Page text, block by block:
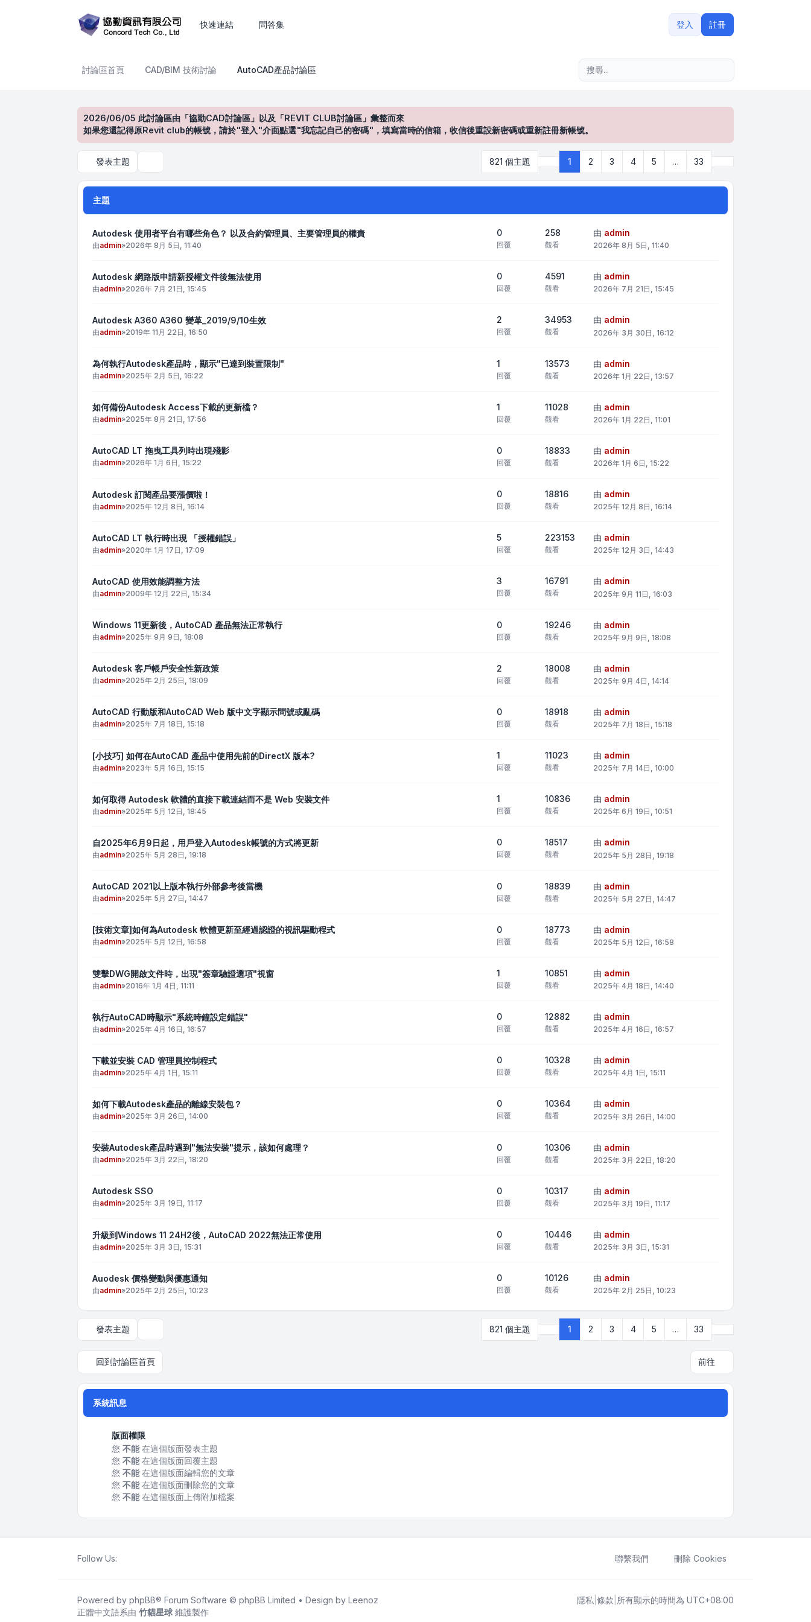
快速連結 問答集 登入 註冊
討論區首頁 CAD/BIM 技術討論 AutoCAD產品討論區
2026/06/05 此討論區由「協勤CAD討論區」以及「REVIT CLUB討論區」彙整而來
如果您還記得原Revit club的帳號，請於"登入"介面點選"我忘記自己的密碼"，填寫當時的信箱，收信後重設新密碼或重新註冊新帳號。
發表主題 821 個主題 第1 頁 (共 33 頁)
1 2 3 4 5 … 33
主題
Autodesk 使用者平台有哪些角色？ 以及合約管理員、主要管理員的權責
由admin»2026年 8月 5日, 11:40
0
回覆
258
觀看
由 admin
2026年 8月 5日, 11:40
Autodesk 網路版申請新授權文件後無法使用
由admin»2026年 7月 21日, 15:45
0
回覆
4591
觀看
由 admin
2026年 7月 21日, 15:45
Autodesk A360 A360 變革_2019/9/10生效
由admin»2019年 11月 22日, 16:50
2
回覆
34953
觀看
由 admin
2026年 3月 30日, 16:12
為何執行Autodesk產品時，顯示"已達到裝置限制"
由admin»2025年 2月 5日, 16:22
1
回覆
13573
觀看
由 admin
2026年 1月 22日, 13:57
如何備份Autodesk Access下載的更新檔？
由admin»2025年 8月 21日, 17:56
1
回覆
11028
觀看
由 admin
2026年 1月 22日, 11:01
AutoCAD LT 拖曳工具列時出現殘影
由admin»2026年 1月 6日, 15:22
0
回覆
18833
觀看
由 admin
2026年 1月 6日, 15:22
Autodesk 訂閱產品要漲價啦！
由admin»2025年 12月 8日, 16:14
0
回覆
18816
觀看
由 admin
2025年 12月 8日, 16:14
AutoCAD LT 執行時出現 「授權錯誤」
由admin»2020年 1月 17日, 17:09
5
回覆
223153
觀看
由 admin
2025年 12月 3日, 14:43
AutoCAD 使用效能調整方法
由admin»2009年 12月 22日, 15:34
3
回覆
16791
觀看
由 admin
2025年 9月 11日, 16:03
Windows 11更新後，AutoCAD 產品無法正常執行
由admin»2025年 9月 9日, 18:08
0
回覆
19246
觀看
由 admin
2025年 9月 9日, 18:08
Autodesk 客戶帳戶安全性新政策
由admin»2025年 2月 25日, 18:09
2
回覆
18008
觀看
由 admin
2025年 9月 4日, 14:14
AutoCAD 行動版和AutoCAD Web 版中文字顯示問號或亂碼
由admin»2025年 7月 18日, 15:18
0
回覆
18918
觀看
由 admin
2025年 7月 18日, 15:18
[小技巧] 如何在AutoCAD 產品中使用先前的DirectX 版本?
由admin»2023年 5月 16日, 15:15
1
回覆
11023
觀看
由 admin
2025年 7月 14日, 10:00
如何取得 Autodesk 軟體的直接下載連結而不是 Web 安裝文件
由admin»2025年 5月 12日, 18:45
1
回覆
10836
觀看
由 admin
2025年 6月 19日, 10:51
自2025年6月9日起，用戶登入Autodesk帳號的方式將更新
由admin»2025年 5月 28日, 19:18
0
回覆
18517
觀看
由 admin
2025年 5月 28日, 19:18
AutoCAD 2021以上版本執行外部參考後當機
由admin»2025年 5月 27日, 14:47
0
回覆
18839
觀看
由 admin
2025年 5月 27日, 14:47
[技術文章]如何為Autodesk 軟體更新至經過認證的視訊驅動程式
由admin»2025年 5月 12日, 16:58
0
回覆
18773
觀看
由 admin
2025年 5月 12日, 16:58
雙擊DWG開啟文件時，出現"簽章驗證選項"視窗
由admin»2016年 1月 4日, 11:11
1
回覆
10851
觀看
由 admin
2025年 4月 18日, 14:40
執行AutoCAD時顯示"系統時鐘設定錯誤"
由admin»2025年 4月 16日, 16:57
0
回覆
12882
觀看
由 admin
2025年 4月 16日, 16:57
下載並安裝 CAD 管理員控制程式
由admin»2025年 4月 1日, 15:11
0
回覆
10328
觀看
由 admin
2025年 4月 1日, 15:11
如何下載Autodesk產品的離線安裝包？
由admin»2025年 3月 26日, 14:00
0
回覆
10364
觀看
由 admin
2025年 3月 26日, 14:00
安裝Autodesk產品時遇到"無法安裝"提示，該如何處理？
由admin»2025年 3月 22日, 18:20
0
回覆
10306
觀看
由 admin
2025年 3月 22日, 18:20
Autodesk SSO
由admin»2025年 3月 19日, 11:17
0
回覆
10317
觀看
由 admin
2025年 3月 19日, 11:17
升級到Windows 11 24H2後，AutoCAD 2022無法正常使用
由admin»2025年 3月 3日, 15:31
0
回覆
10446
觀看
由 admin
2025年 3月 3日, 15:31
Auodesk 價格變動與優惠通知
由admin»2025年 2月 25日, 10:23
0
回覆
10126
觀看
由 admin
2025年 2月 25日, 10:23
發表主題 821 個主題 第1 頁 (共 33 頁)
1 2 3 4 5 … 33
回到討論區首頁 前往
系統訊息
版面權限
您 不能在這個版面發表主題
您 不能在這個版面回覆主題
您 不能在這個版面編輯您的文章
您 不能在這個版面刪除您的文章
您 不能在這個版面上傳附加檔案
Follow Us: 聯繫我們 刪除 Cookies
Powered by phpBB® Forum Software © phpBB Limited • Design by Leenoz
正體中文語系由 竹貓星球 維護製作
隱私 條款 所有顯示的時間為 UTC+08:00